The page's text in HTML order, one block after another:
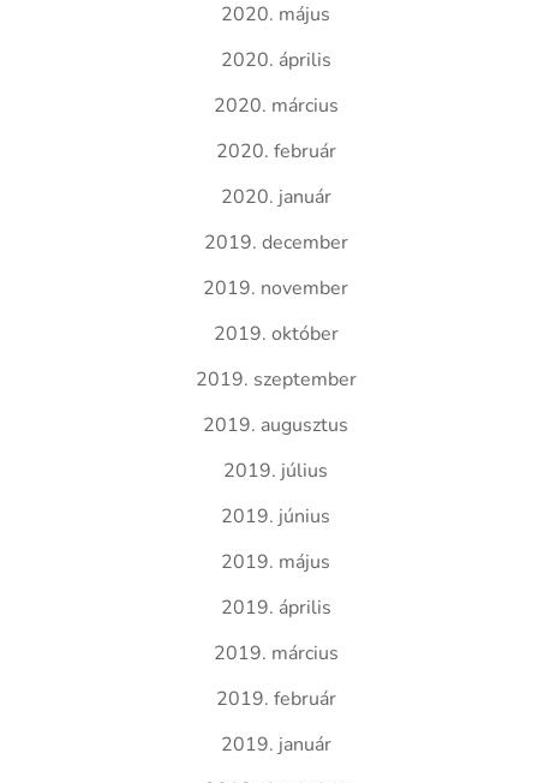
2020. május
2020. április
2020. március
2020. február
2020. január
2019. december
2019. november
2019. október
2019. szeptember
2019. augusztus
2019. július
2019. június
2019. május
2019. április
2019. március
2019. február
2019. január